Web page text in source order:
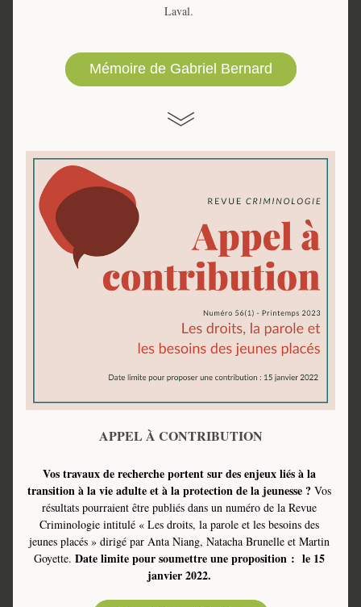
Laval.
Mémoire de Gabriel Bernard
APPEL À CONTRIBUTION
Vos travaux de recherche portent sur des enjeux liés à la
transition à la vie adulte et à la protection de la jeunesse ? Vos
résultats pourraient être publiés dans un numéro de la Revue
Criminologie intitulé « Les droits, la parole et les besoins des
jeunes placés » dirigé par Anta Niang, Natacha Brunelle et Martin
Goyette. Date limite pour soumettre une proposition :  le 15
janvier 2022.